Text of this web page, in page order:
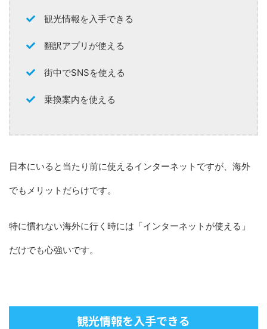
観光情報を入手できる
翻訳アプリが使える
街中でSNSを使える
乗換案内を使える
日本にいると当たり前に使えるインターネットですが、海外
でもメリットだらけです。
特に慣れない海外に行く時には「インターネットが使える」
だけでも心強いです。
観光情報を入手できる